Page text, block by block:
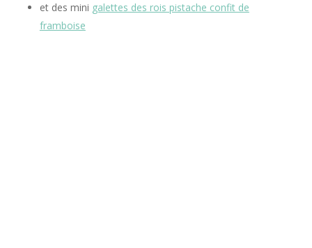
et des mini galettes des rois pistache confit de
framboise